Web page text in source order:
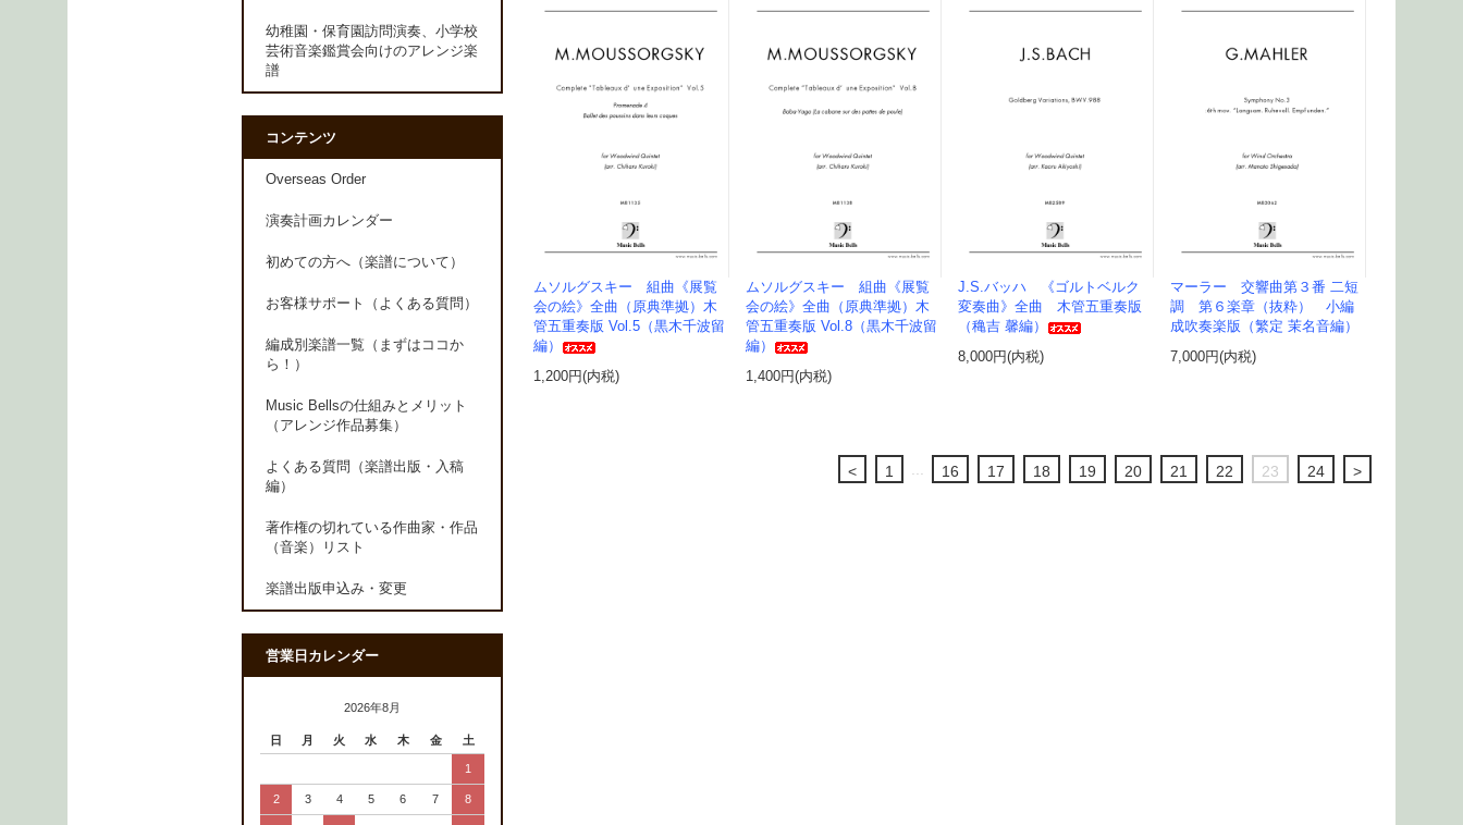
ムソルグスキー 組曲《展覧
会の絵》全曲（原典準拠）木
管五重奏版 Vol.5（黒木千波留
編）
1,200円(内税)
ムソルグスキー 組曲《展覧
会の絵》全曲（原典準拠）木
管五重奏版 Vol.8（黒木千波留
編）
1,400円(内税)
J.S.バッハ 《ゴルトベルク
変奏曲》全曲 木管五重奏版
（穐吉 馨編）
8,000円(内税)
マーラー 交響曲第３番 二短
調 第６楽章（抜粋） 小編
成吹奏楽版（繁定 茉名音編）
7,000円(内税)
< 1 ... 16 17 18 19 20 21 22 23 24 >
幼稚園・保育園訪問演奏、小学校
芸術音楽鑑賞会向けのアレンジ楽
譜
コンテンツ
Overseas Order
演奏計画カレンダー
初めての方へ（楽譜について）
お客様サポート（よくある質問）
編成別楽譜一覧（まずはココか
ら！）
Music Bellsの仕組みとメリット
（アレンジ作品募集）
よくある質問（楽譜出版・入稿
編）
著作権の切れている作曲家・作品
（音楽）リスト
楽譜出版申込み・変更
営業日カレンダー
2026年8月
日 月 火 水 木 金 土
1
2 3 4 5 6 7 8